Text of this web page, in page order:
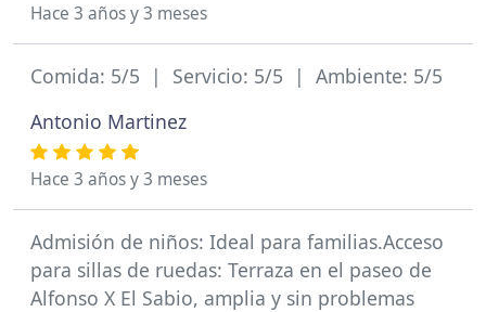
Hace 3 años y 3 meses
Comida: 5/5 | Servicio: 5/5 | Ambiente: 5/5
Antonio Martinez
Hace 3 años y 3 meses
Admisión de niños: Ideal para familias.Acceso
para sillas de ruedas: Terraza en el paseo de
Alfonso X El Sabio, amplia y sin problemas